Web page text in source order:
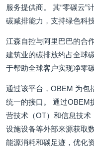
服务提供商。 其“零碳云”
碳减排能力，支持绿色科技
江森自控与阿里巴巴的合
建筑业的碳排放约占全球
于帮助全球客户实现净零碳
通过该平台，OBEM 为包
统一的接口。 通过OBEM
营技术（OT）和信息技
设施设备等外部来源获取
能源消耗和碳足迹，优化